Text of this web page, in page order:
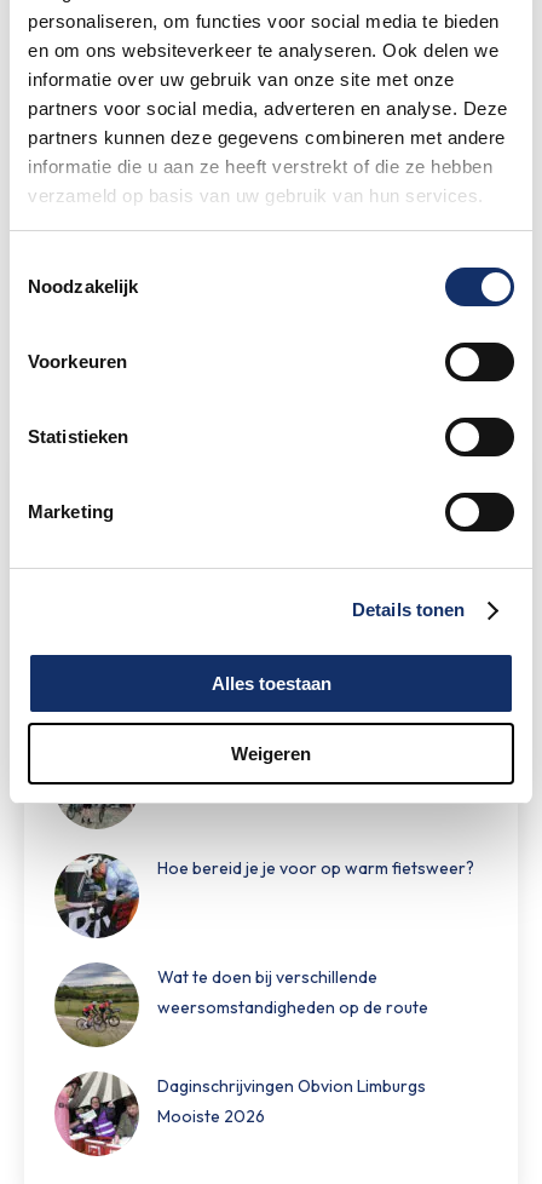
personaliseren, om functies voor social media te bieden
en om ons websiteverkeer te analyseren. Ook delen we
informatie over uw gebruik van onze site met onze
partners voor social media, adverteren en analyse. Deze
partners kunnen deze gegevens combineren met andere
informatie die u aan ze heeft verstrekt of die ze hebben
verzameld op basis van uw gebruik van hun services.
Noodzakelijk
Voorkeuren
Statistieken
Marketing
Details tonen
Alles toestaan
Weigeren
Watersley
Cyklab
rit vast te leggen!
Maar liefst €88.049,- opgehaald voor het
Speciale damestoiletten van Fons Bikes
tijdens Obvion Limburgs Mooiste
Hoe bereid je je voor op warm fietsweer?
Wat te doen bij verschillende
weersomstandigheden op de route
Daginschrijvingen Obvion Limburgs
Mooiste 2026